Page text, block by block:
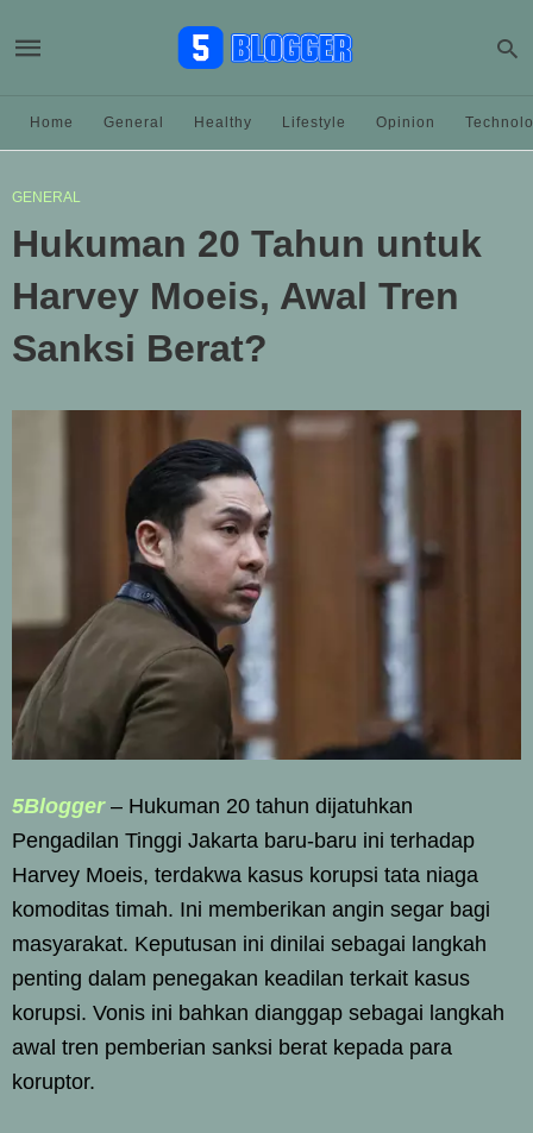
Home General Healthy Lifestyle Opinion
GENERAL
Hukuman 20 Tahun untuk
Harvey Moeis, Awal Tren
Sanksi Berat?
5Blogger– Hukuman 20 tahun dijatuhkan
Pengadilan Tinggi Jakarta baru-baru ini terhadap
Harvey Moeis, terdakwa kasus korupsi tata niaga
komoditas timah. Ini memberikan angin segar bagi
masyarakat. Keputusan ini dinilai sebagai langkah
penting dalam penegakan keadilan terkait kasus
korupsi. Vonis ini bahkan dianggap sebagai langkah
awal tren pemberian sanksi berat kepada para
koruptor.